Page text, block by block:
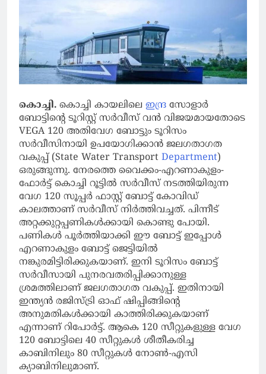
കൊച്ചി. കൊച്ചി കായലിലെ ഇന്ദ്ര സോളാര്‍
ബോട്ടിന്റെ ടൂറിസ്റ്റ് സര്‍വീസ് വന്‍ വിജയമായതോടെ
VEGA 120 അതിവേഗ ബോട്ടും ടൂറിസം
സര്‍വീസിനായി ഉപയോഗിക്കാന്‍ ജലഗതാഗത
വകുപ്പ് (State Water Transport Department)
ഒരുങ്ങുന്നു. നേരത്തെ വൈക്കം-എറണാകുളം-
ഫോര്‍ട്ട് കൊച്ചി റൂട്ടില്‍ സര്‍വീസ് നടത്തിയിരുന്ന
വേഗ 120 സൂപ്പർ ഫാസ്റ്റ് ബോട്ട് കോവിഡ്
കാലത്താണ് സര്‍വീസ് നിര്‍ത്തിവച്ചത്. പിന്നീട്
അറ്റക്കുറ്റപ്പണികള്‍ക്കായി കൊണ്ടു പോയി.
പണികള്‍ പൂര്‍ത്തിയാക്കി ഈ ബോട്ട് ഇപ്പോള്‍
എറണാകുളം ബോട്ട് ജെട്ടിയില്‍
നങ്കുരമിട്ടിരിക്കുകയാണ്. ഇനി ടൂറിസം ബോട്ട്
സര്‍വീസായി പുനരവതരിപ്പിക്കാനുള്ള
ശ്രമത്തിലാണ് ജലഗതാഗത വകുപ്പ്. ഇതിനായി
ഇന്ത്യന്‍ രജിസ്ട്രി ഓഫ് ഷിപ്പിങ്ങിന്റെ
അനുമതികള്‍ക്കായി കാത്തിരിക്കുകയാണ്
എന്നാണ് റിപോര്‍ട്ട്. ആകെ 120 സീറ്റുകളുള്ള വേഗ
120 ബോട്ടിലെ 40 സീറ്റുകള്‍ ശീതീകരിച്ച
കാബിനിലും 80 സീറ്റുകള്‍ നോണ്‍-എസി
ക്യാബിനിലുമാണ്.